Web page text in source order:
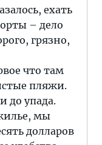
ехать
– дело
грязно,
что там
пляжи.
до упада.
мы
долларов